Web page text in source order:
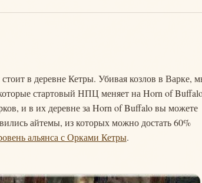
в деревне Кетры. Убивая козлов в Варке,
стартовый НПЦ меняет на Horn of
и в их деревне за Horn of Buffalo вы можете
айтемы, из которых можно достать 60%
альянса с Орками Кетры.